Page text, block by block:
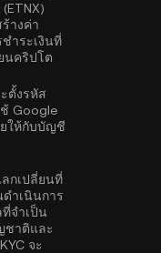
างค่า
ำระเงินที่
นคริปโต
ตั้งรหัส
ช้ Google
ให้กับบัญชี
กเปลี่ยนที่
ำเนินการ
จำเป็น
ชาติและ
จะ